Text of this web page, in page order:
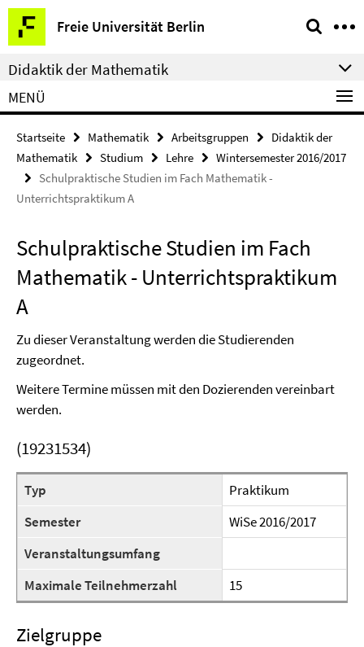
Springe
direkt
zu
Inhalt
Freie Universität Berlin
Service-
Navigation
Didaktik der Mathematik
MENÜ
Startseite Mathematik Arbeitsgruppen
Didaktik der
Mathematik
Studium Lehre
Wintersemester 2016/2017
Schulpraktische Studien im Fach Mathematik -
Unterrichtspraktikum A
Schulpraktische Studien im Fach
Mathematik - Unterrichtspraktikum
A
Zu dieser Veranstaltung werden die Studierenden
zugeordnet.
Weitere Termine müssen mit den Dozierenden vereinbart
werden.
(19231534)
Typ
Praktikum
Semester
WiSe 2016/2017
Veranstaltungsumfang
Maximale Teilnehmerzahl
15
Zielgruppe